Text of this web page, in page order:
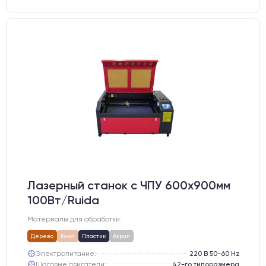
Лазерный станок c ЧПУ 600х900мм
100Вт/Ruida
Материалы для обработки:
Дерево Кожа Пластик Акрил
Электропитание:
220 В 50-60 Hz
Шаговые двигатели:
42-го типоразмера